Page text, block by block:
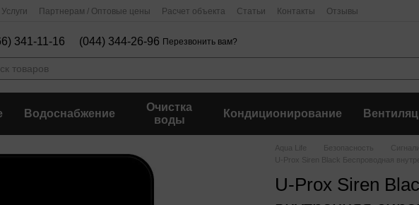
Услуги Партнерам / Оптовые цены Расчет объекта Статьи Контакты Отзывы
341-11-16 (044) 344-26-96 Перезвонить вам?
Водоснабжение
Очистка
воды
Кондиционирование
Aqua Life Безопасность
U-Prox Siren Black Беспроводная
U-Prox Siren